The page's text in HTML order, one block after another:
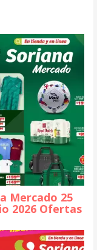
Mercado 25
2026 Ofertas